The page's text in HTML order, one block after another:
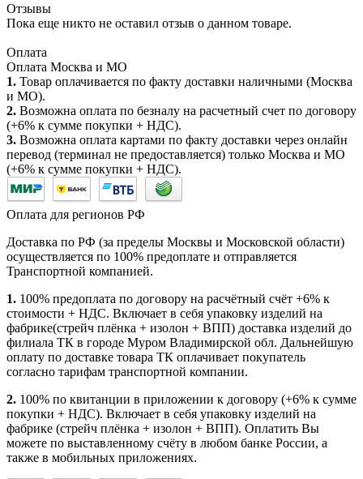
Отзывы
Пока еще никто не оставил отзыв о данном товаре.
Оплата
Оплата Москва и МО
1. Товар оплачивается по факту доставки наличными (Москва
и МО).
2. Возможна оплата по безналу на расчетный счет по договору
(+6% к сумме покупки + НДС).
3. Возможна оплата картами по факту доставки через онлайн
перевод (терминал не предоставляется) только Москва и МО
(+6% к сумме покупки + НДС).
Оплата для регионов РФ
Доставка по РФ (за пределы Москвы и Московской области)
осуществляется по 100% предоплате и отправляется
Транспортной компанией.
1. 100% предоплата по договору на расчётный счёт +6% к
стоимости + НДС. Включает в себя упаковку изделий на
фабрике(стрейч плёнка + изолон + ВПП) доставка изделий до
филиала ТК в городе Муром Владимирской обл. Дальнейшую
оплату по доставке товара ТК оплачивает покупатель
согласно тарифам транспортной компании.
2. 100% по квитанции в приложении к договору (+6% к сумме
покупки + НДС). Включает в себя упаковку изделий на
фабрике (стрейч плёнка + изолон + ВПП). Оплатить Вы
можете по выставленному счёту в любом банке России, а
также в мобильных приложениях.